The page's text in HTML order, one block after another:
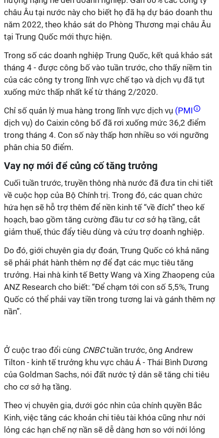
châu Âu tại nước này cho biết họ đã hạ dự báo doanh thu
năm 2022, theo khảo sát do Phòng Thương mại châu Âu
tại Trung Quốc mới thực hiện.
Trong số các doanh nghiệp Trung Quốc, kết quả khảo sát
tháng 4 - được công bố vào tuần trước, cho thấy niềm tin
của các công ty trong lĩnh vực chế tạo và dịch vụ đã tụt
xuống mức thấp nhất kể từ tháng 2/2020.
Chỉ số quản lý mua hàng trong lĩnh vực dịch vụ (PMI
dịch vụ) do Caixin công bố đã rơi xuống mức 36,2 điểm
trong tháng 4. Con số này thấp hơn nhiều so với ngưỡng
phân chia 50 điểm.
Vay nợ mới để củng cố tăng trưởng
Cuối tuần trước, truyền thông nhà nước đã đưa tin chi tiết
về cuộc họp của Bộ Chính trị. Trong đó, các quan chức
hứa hẹn sẽ hỗ trợ thêm để nền kinh tế “về đích” theo kế
hoạch, bao gồm tăng cường đầu tư cơ sở hạ tầng, cắt
giảm thuế, thúc đẩy tiêu dùng và cứu trợ doanh nghiệp.
Do đó, giới chuyên gia dự đoán, Trung Quốc có khả năng
sẽ phải phát hành thêm nợ để đạt các mục tiêu tăng
trưởng. Hai nhà kinh tế Betty Wang và Xing Zhaopeng của
ANZ Research cho biết: “Để chạm tới con số 5,5%, Trung
Quốc có thể phải vay tiền trong tương lai và gánh thêm nợ
nần”.
Ở cuộc trao đổi cùng CNBCtuần trước, ông Andrew
Tilton - kinh tế trưởng khu vực châu Á - Thái Bình Dương
của Goldman Sachs, nói đất nước tỷ dân sẽ tăng chi tiêu
cho cơ sở hạ tầng.
Theo vị chuyên gia, dưới góc nhìn của chính quyền Bắc
Kinh, việc tăng các khoản chi tiêu tài khóa cũng như nới
lỏng các hạn chế nợ nần sẽ dễ dàng hơn so với nới lỏng